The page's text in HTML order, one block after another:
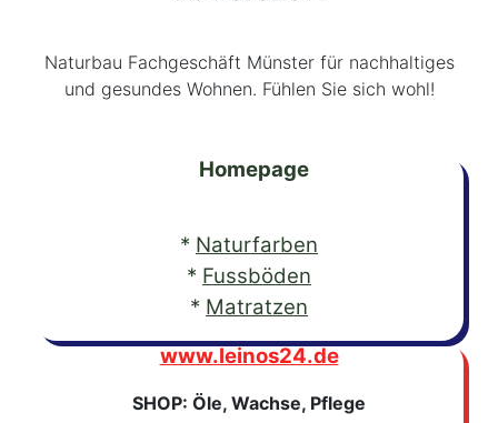
Naturbau Fachgeschäft Münster für nachhaltiges
und gesundes Wohnen. Fühlen Sie sich wohl!
Homepage
* Naturfarben
* Fussböden
* Matratzen
www.leinos24.de
SHOP: Öle, Wachse, Pflege